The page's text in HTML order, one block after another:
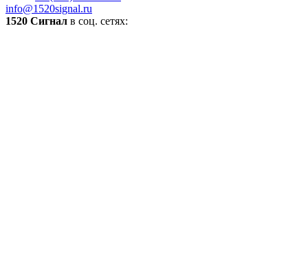
info@1520signal.ru
1520 Сигнал в соц. сетях: